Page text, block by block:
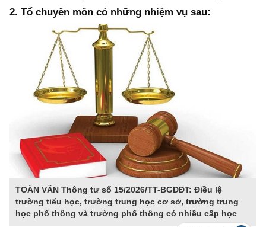
2. Tổ chuyên môn có những nhiệm vụ sau:
TOÀN VĂN Thông tư số 15/2026/TT-BGDĐT: Điều lệ
trường tiểu học, trường trung học cơ sở, trường trung
học phổ thông và trường phổ thông có nhiều cấp học